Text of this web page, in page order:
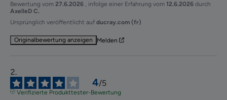
Bewertung vom 27.6.2026 , infolge einer Erfahrung vom 12.6.2026 durch
AxelleD C.
Ursprünglich veröffentlicht auf ducray.com (fr)
Originalbewertung anzeigen Melden
4/5
Verifizierte Produkttester-Bewertung